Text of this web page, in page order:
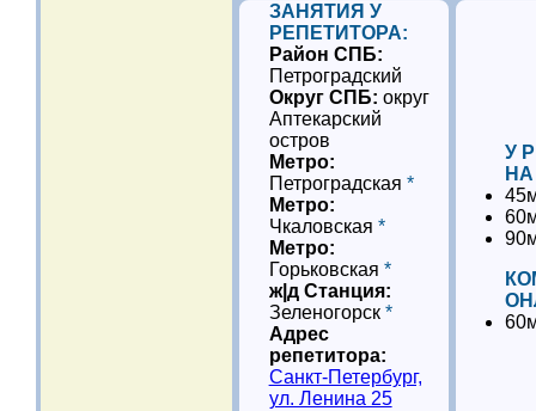
ЗАНЯТИЯ У
РЕПЕТИТОРА:
Район СПБ:
Петроградский
Округ СПБ: округ
Аптекарский
остров
Метро:
Петроградская *
Метро:
Чкаловская *
Метро:
Горьковская *
ж|д Станция:
Зеленогорск *
Адрес
репетитора:
Санкт-Петербург,
ул. Ленина 25
У